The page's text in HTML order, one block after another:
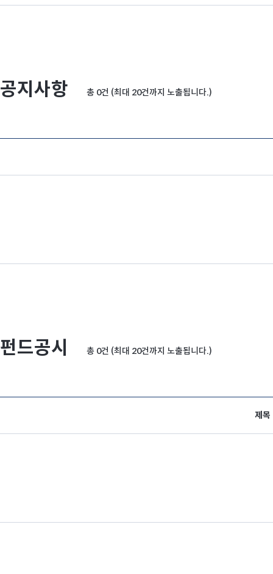
공지사항 총 0건 (최대 20건까지 노출됩니다.)
펀드공시 총 0건 (최대 20건까지 노출됩니다.)
제목